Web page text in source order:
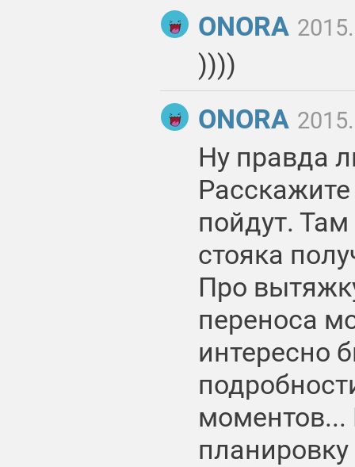
ONORA
))))
ONORA
Ну правда
пойдут.
стояка
Про
переноса
интересно